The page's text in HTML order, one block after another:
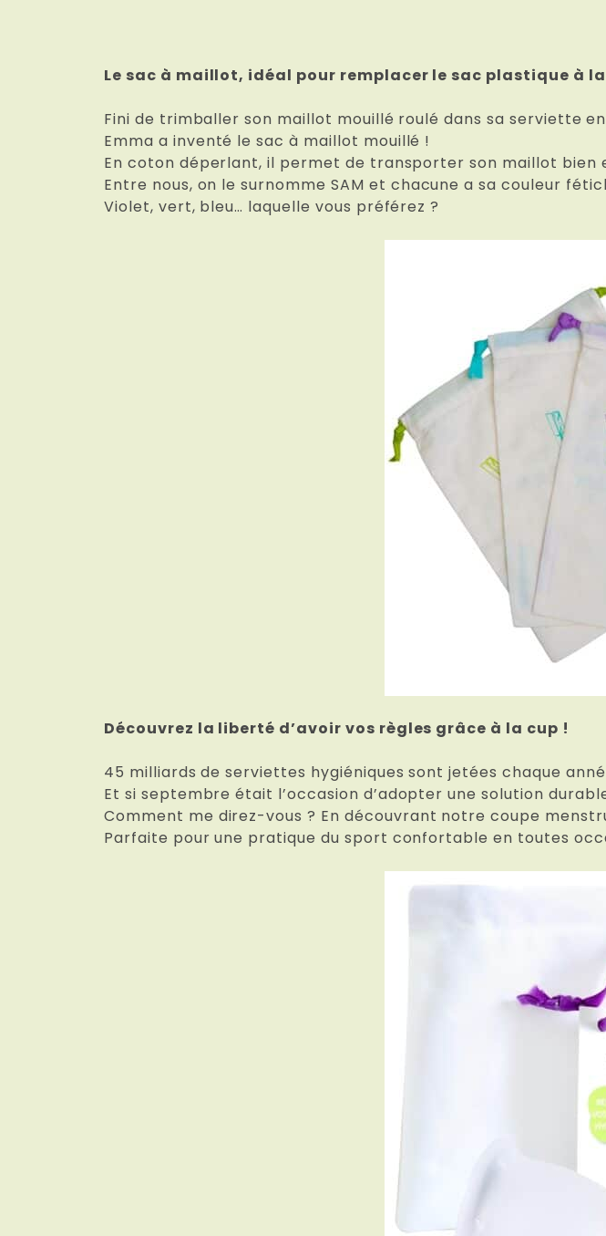
Le sac à maillot, idéal pour remplacer le sac plastique à
Fini de trimballer son maillot mouillé roulé dans sa serviette
Emma a inventé le sac à maillot mouillé !
En coton déperlant, il permet de transporter son maillot bien
Entre nous, on le surnomme SAM et chacune a sa couleur
Violet, vert, bleu… laquelle vous préférez ?
Découvrez la liberté d’avoir vos règles grâce à la cup !
45 milliards de serviettes hygiéniques sont jetées chaque
Et si septembre était l’occasion d’adopter une solution
Comment me direz-vous ? En découvrant notre coupe
Parfaite pour une pratique du sport confortable en toutes